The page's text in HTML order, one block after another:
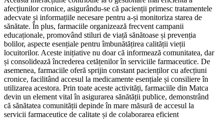
afecțiunilor cronice, asigurându-se că pacienții primesc tratamentele
adecvate și informațiile necesare pentru a-și monitoriza starea de
sănătate. În plus, farmaciile organizează frecvent campanii
educaționale, promovând stiluri de viață sănătoase și prevenția
bolilor, aspecte esențiale pentru îmbunătățirea calității vieții
locuitorilor. Aceste inițiative nu doar că informează comunitatea, dar
și consolidează încrederea cetățenilor în serviciile farmaceutice. De
asemenea, farmaciile oferă sprijin constant pacienților cu afecțiuni
cronice, facilitând accesul la medicamente esențiale și consiliere în
utilizarea acestora. Prin toate aceste activități, farmaciile din Matca
devin un element vital în asigurarea sănătății publice, demonstrând
că sănătatea comunității depinde în mare măsură de accesul la
servicii farmaceutice de calitate și de colaborarea eficient